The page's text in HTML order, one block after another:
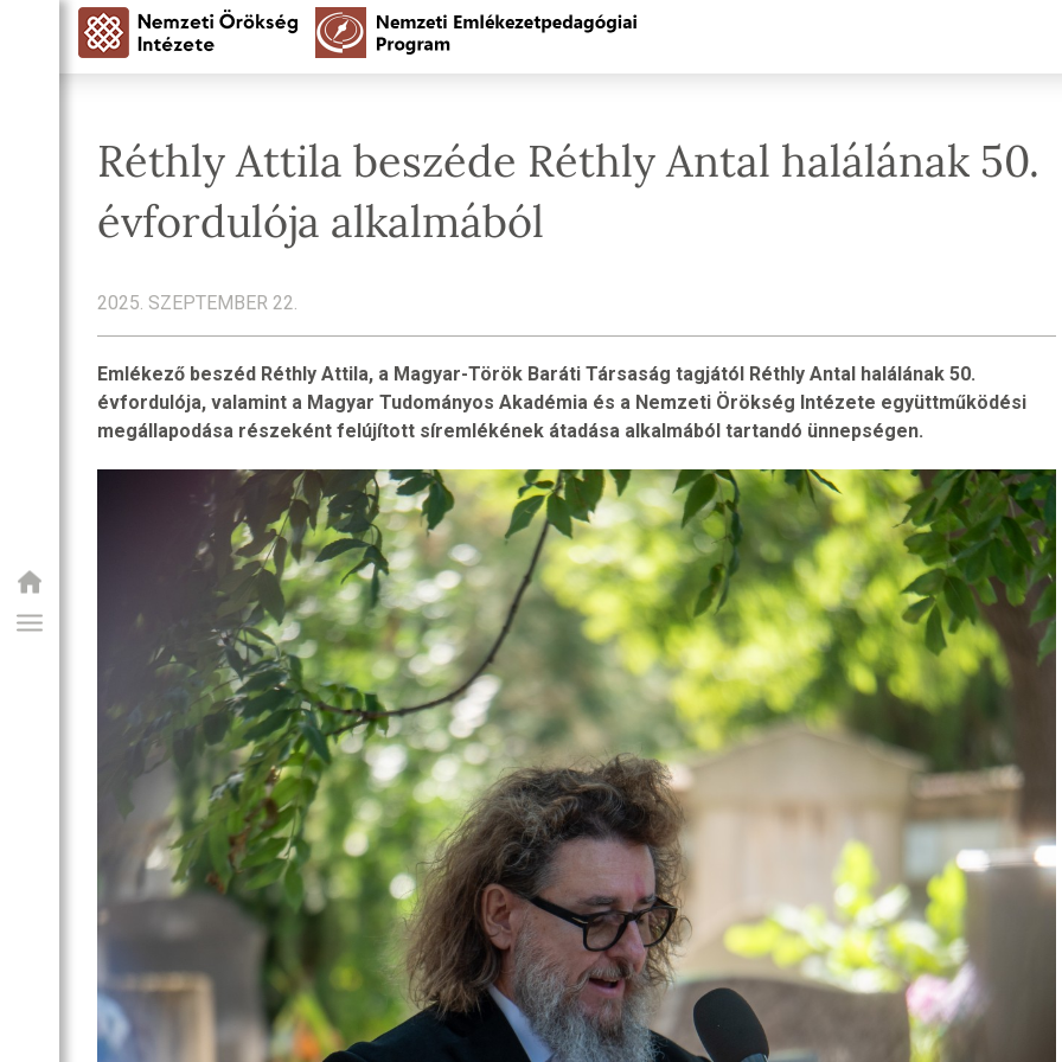
Réthly Attila beszéde Réthly Antal halálának 50.
évfordulója alkalmából
2025. SZEPTEMBER 22.
Emlékező beszéd Réthly Attila, a Magyar-Török Baráti Társaság tagjától Réthly Antal halálának 50.
évfordulója, valamint a Magyar Tudományos Akadémia és a Nemzeti Örökség Intézete együttműködési
megállapodása részeként felújított síremlékének átadása alkalmából tartandó ünnepségen.